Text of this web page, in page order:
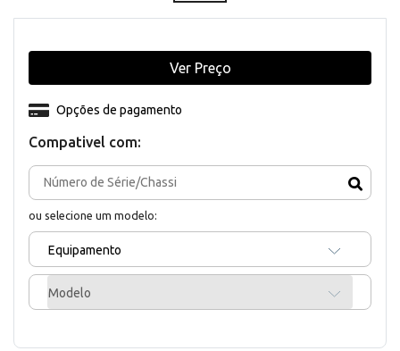
Compativel com:
ou selecione um modelo:
Equipamento
Modelo
Opções de pagamento
Ver Preço